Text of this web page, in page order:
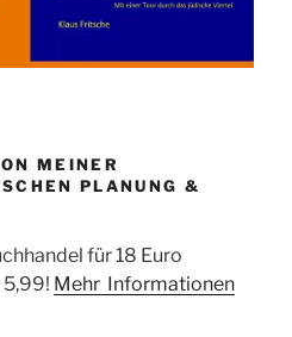
MEINER
PLANUNG &
für 18 Euro
5,99! Mehr Informationen